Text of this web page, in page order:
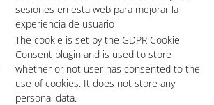
sesiones en esta web para mejorar la
experiencia de usuario
The cookie is set by the GDPR Cookie
Consent plugin and is used to store
whether or not user has consented to the
use of cookies. It does not store any
personal data.